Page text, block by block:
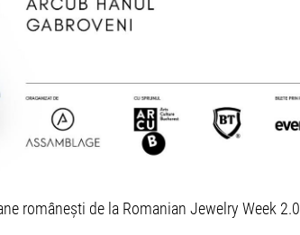
românești de la Romanian Jewelry Week 2.0